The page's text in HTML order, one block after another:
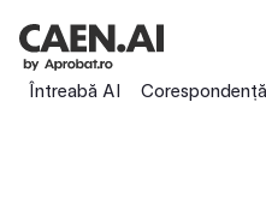
Întreabă AI